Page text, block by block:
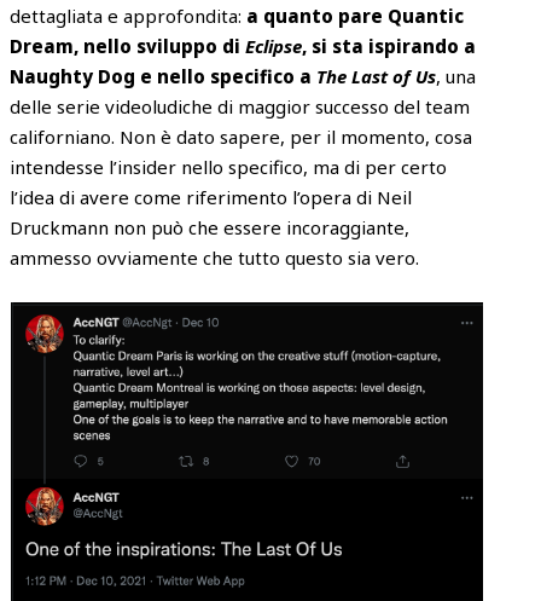
dettagliata e approfondita: a quanto pare Quantic
Dream, nello sviluppo diEclipse, si sta ispirando a
Naughty Dog e nello specifico a The Last of Us, una
delle serie videoludiche di maggior successo del team
californiano. Non è dato sapere, per il momento, cosa
intendesse l’insider nello specifico, ma di per certo
l’idea di avere come riferimento l’opera di Neil
Druckmann non può che essere incoraggiante,
ammesso ovviamente che tutto questo sia vero.